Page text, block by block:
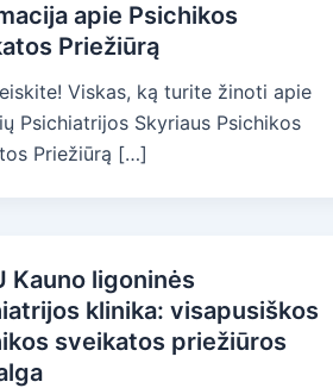
apie Psichikos
Priežiūrą
Viskas, ką turite žinoti apie
Psichiatrijos Skyriaus Psichikos
Priežiūrą […]
Kauno ligoninės
klinika: visapusiškos
sveikatos priežiūros